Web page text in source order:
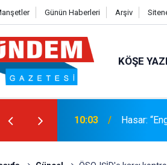
Günün Haberleri Arşiv
KÖŞE
17:36 MÜŞTERİ